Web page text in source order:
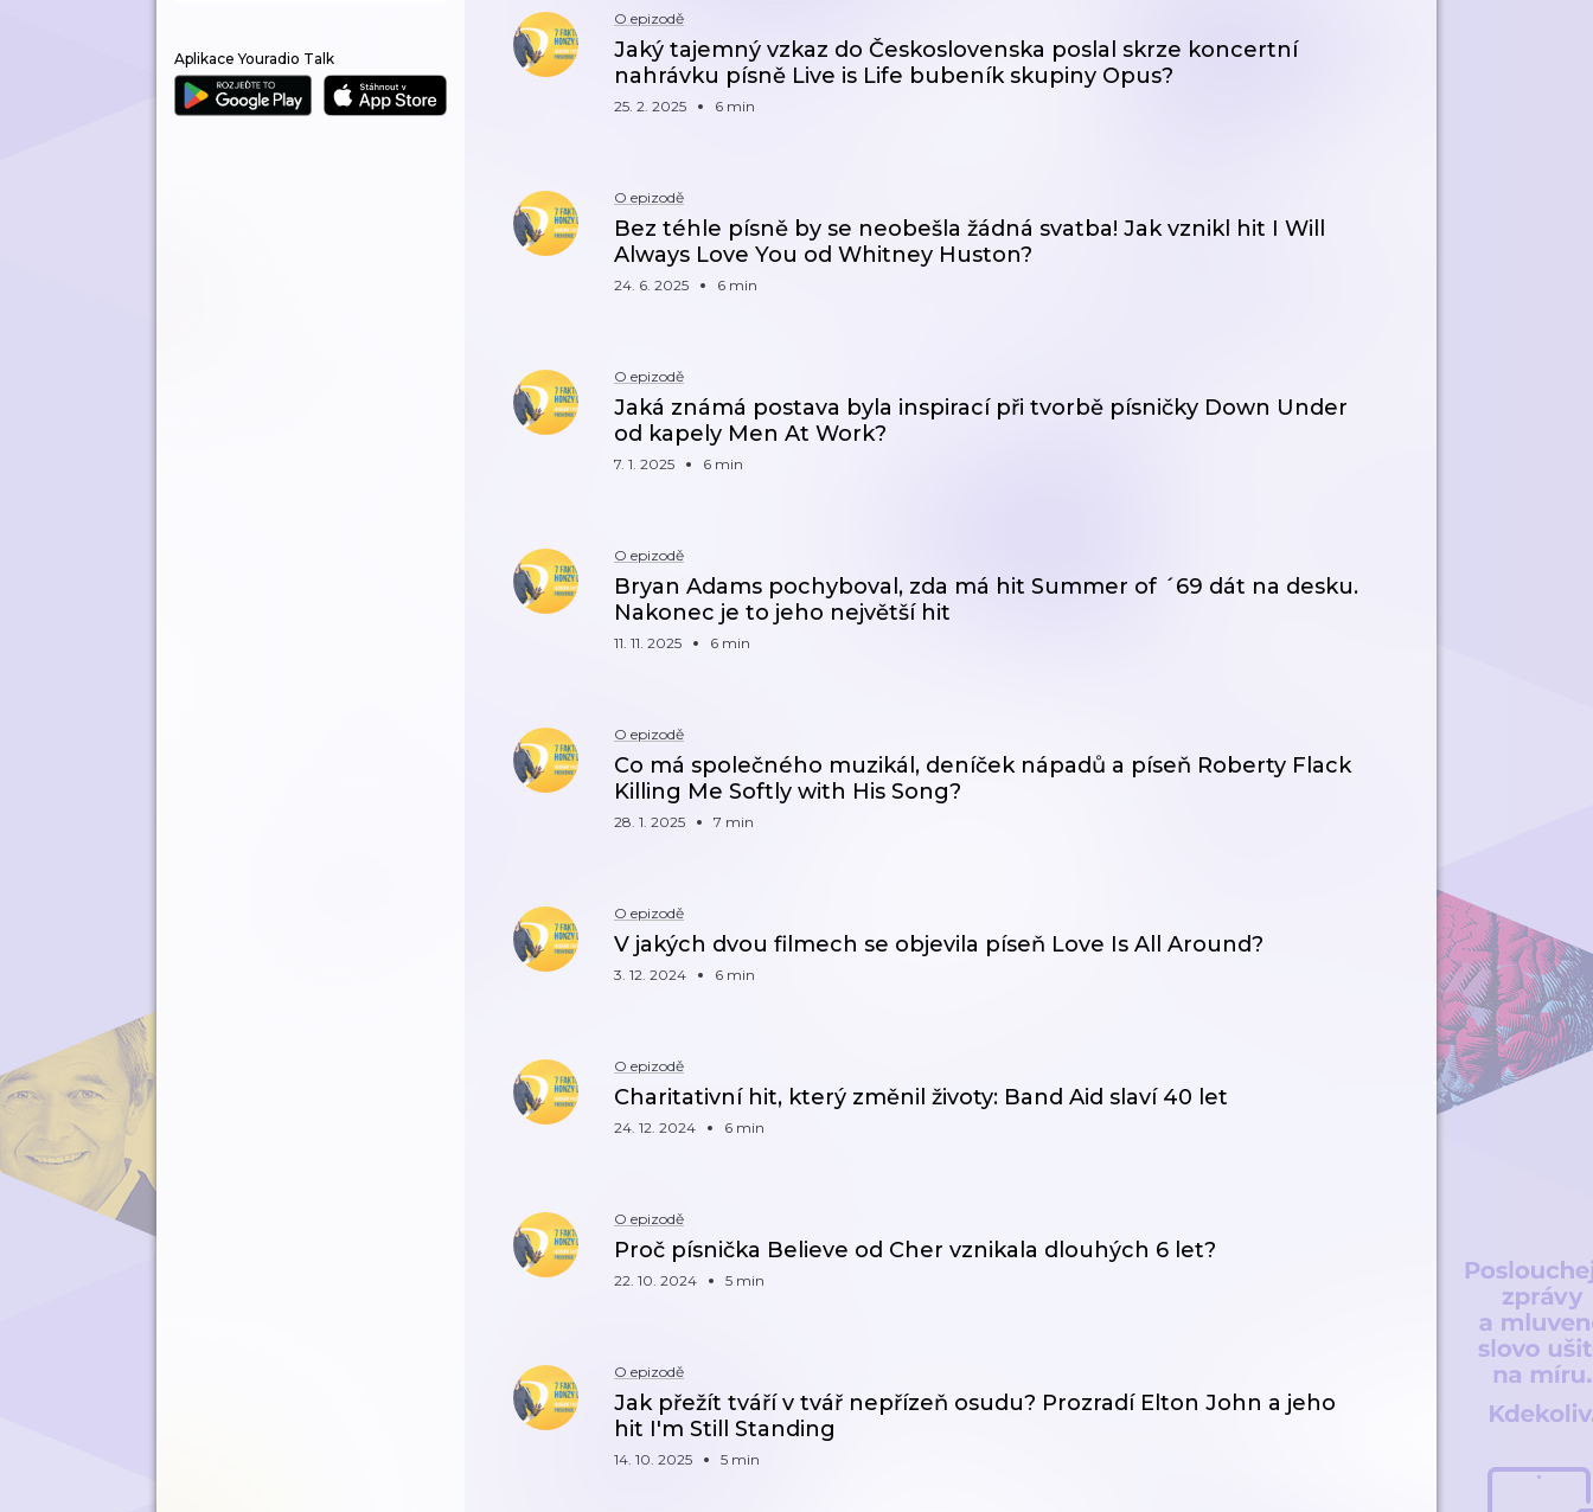
Aplikace Youradio Talk
O epizodě
Jaký tajemný vzkaz do Československa poslal skrze koncertní
nahrávku písně Live is Life bubeník skupiny Opus?
25. 2. 2025 6 min
O epizodě
Bez téhle písně by se neobešla žádná svatba! Jak vznikl hit I Will
Always Love You od Whitney Huston?
24. 6. 2025 6 min
O epizodě
Jaká známá postava byla inspirací při tvorbě písničky Down Under
od kapely Men At Work?
7. 1. 2025 6 min
O epizodě
Bryan Adams pochyboval, zda má hit Summer of ´69 dát na desku.
Nakonec je to jeho největší hit
11. 11. 2025 6 min
O epizodě
Co má společného muzikál, deníček nápadů a píseň Roberty Flack
Killing Me Softly with His Song?
28. 1. 2025 7 min
O epizodě
V jakých dvou filmech se objevila píseň Love Is All Around?
3. 12. 2024 6 min
O epizodě
Charitativní hit, který změnil životy: Band Aid slaví 40 let
24. 12. 2024 6 min
O epizodě
Proč písnička Believe od Cher vznikala dlouhých 6 let?
22. 10. 2024 5 min
O epizodě
Jak přežít tváří v tvář nepřízeň osudu? Prozradí Elton John a jeho
hit I'm Still Standing
14. 10. 2025 5 min